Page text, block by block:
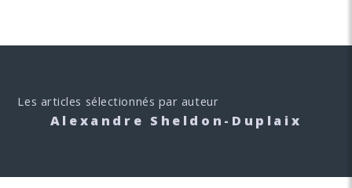
Les articles sélectionnés par auteur
Alexandre Sheldon-Duplaix